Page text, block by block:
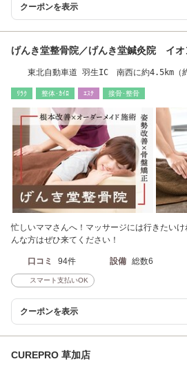
クーポンを表示
げんき堂整骨院／げんき堂鍼灸院 イオ
東北自動車道 羽生IC 南西に約4.5km（約
ﾘﾗｸ 整体･ｶｲﾛ ｴｽﾃ 接骨･整骨
忙しいママさんへ！マッサージには行きたい
んな方はぜひ来てください！
口コミ 94件 設備 総数6
スマート支払いOK
クーポンを表示
CUREPRO 草加店